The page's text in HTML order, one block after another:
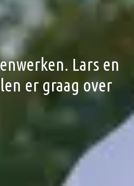
Lars en
er graag over